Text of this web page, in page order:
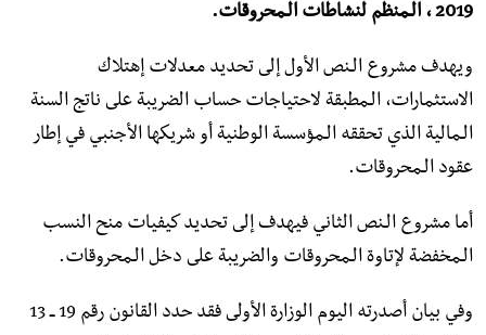
2019 ، الـمنظم لنشاطات الـمحروقات.
ويهدف مشروع الـنص الأول إلى تحديد معدلات إهتلاك
الاستثمارات، الـمطبقة لاحتياجات حساب الضريبة على ناتج السنة
الـمالية الذي تحققه الـمؤسسة الوطنية أو شريكها الأجنبي في إطار
عقود الـمحروقات.
أما مشروع الـنص الثاني فيهدف إلى تحديد كيفيات منح النسب
الـمخفضة لإتاوة الـمحروقات والضريبة على دخل الـمحروقات.
وفي بيان أصدرته اليوم الوزارة الأولى فقد حدد القانون رقم 19 ــ 13